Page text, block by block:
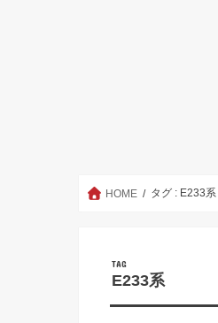
HOME タグ : E233系
TAG
E233系